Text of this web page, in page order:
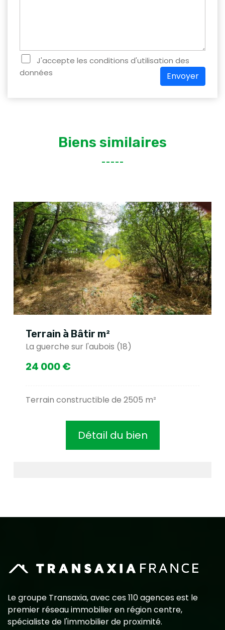
J'accepte les conditions d'utilisation des
données
Envoyer
Biens similaires
Terrain à Bâtir m²
La guerche sur l'aubois (18)
24 000 €
Terrain constructible de 2505 m²
Détail du bien
Le groupe Transaxia, avec ces 110 agences est le
premier réseau immobilier en région centre,
spécialiste de l'immobilier de proximité.